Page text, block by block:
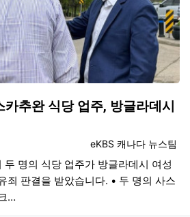
추완 식당 업주, 방글라데시
등록자
eKBS 캐나다 뉴스팀
명의 식당 업주가 방글라데시 여성
죄 판결을 받았습니다. • 두 명의 사스
…